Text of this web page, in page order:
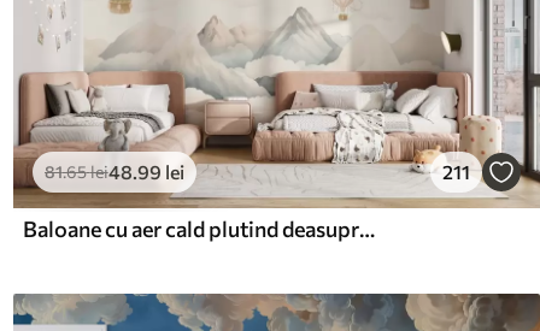
81.65lei48.99 lei 211
Baloane cu aer cald plutind deasupra munților în tonuri pastelate neutre și moi